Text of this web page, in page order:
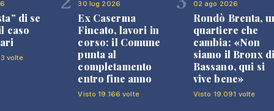
di se
caso
volte
30 lug 2026
Ex Caserma
Fincato, lavori in
corso: il Comune
punta al
completamento
entro fine anno
Visto 19.166 volte
02 ago 2026
Rondò Brenta,
quartiere che
cambia: «Non
siamo il Bronx
Bassano, qui si
vive bene»
Visto 19.091 volte